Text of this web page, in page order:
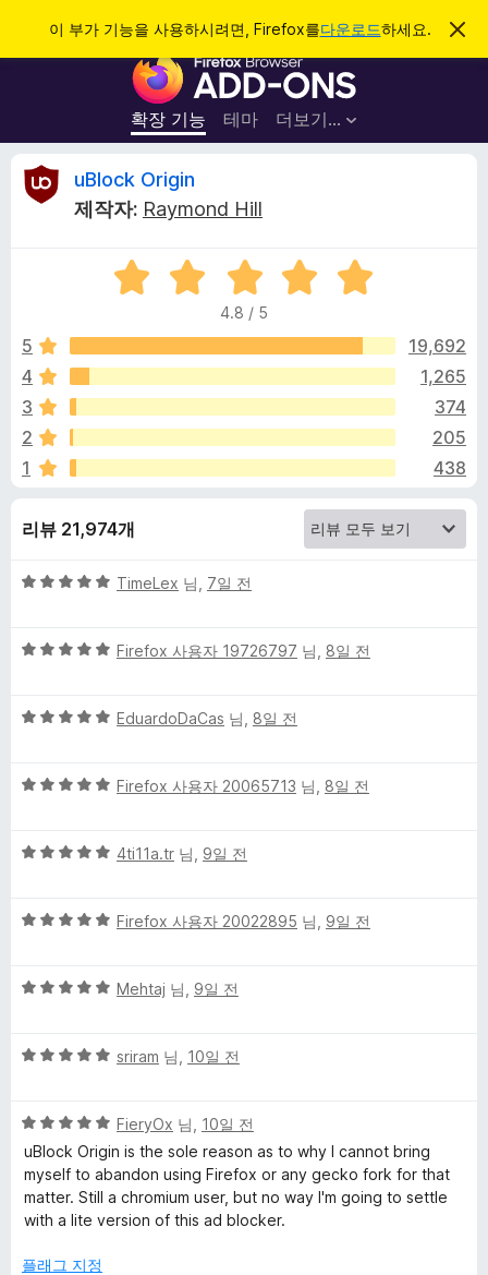
이 부가 기능을 사용하시려면, Firefox를다운로드하세요.
이
림
F
r
e
x
라
우
저
부
기
능
확장 기능 테마 더보기…
로그인
u
o
c
k
r
g
i
n
대
한
리
uBlock Origin
제작자: Raymond Hill
5
점
점
4
8
4.8 / 5
5
19,692
4
1,265
3
374
2
205
1
438
리뷰 21,974개
5
점
점
TimeLex 님, 7일 전
5
점
점
Firefox 사용자 19726797 님, 8일 전
5
점
점
EduardoDaCas 님, 8일 전
5
점
점
Firefox 사용자 20065713 님, 8일 전
5
점
점
4ti11a.tr 님, 9일 전
5
점
점
Firefox 사용자 20022895 님, 9일 전
5
점
점
Mehtaj 님, 9일 전
5
점
에
5
점
sriram 님, 10일 전
5
점
만
점
에
점
FieryOx 님, 10일 전
uBlock Origin is the sole reason as to why I cannot bring
myself to abandon using Firefox or any gecko fork for that
matter. Still a chromium user, but no way I'm going to settle
with a lite version of this ad blocker.
플래그 지정